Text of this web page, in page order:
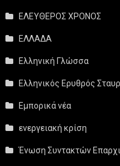
ΕΛΕΥΘΕΡΟΣ ΧΡΟΝΟΣ
ΕΛΛΑΔΑ
Ελληνική Γλώσσα
Ελληνικός Ερυθρός
Εμπορικά νέα
ενεργειακή κρίση
Ένωση Συντακτών